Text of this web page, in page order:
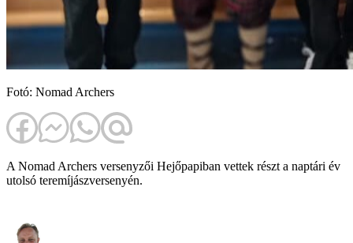
Fotó: Nomad Archers
A Nomad Archers versenyzői Hejőpapiban vettek részt a naptári év
utolsó teremíjászversenyén.